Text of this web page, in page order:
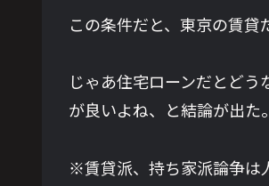
この条件だと、東京の賃貸
じゃあ住宅ローンだとど
が良いよね、と結論が出た。
※賃貸派、持ち家派論争は